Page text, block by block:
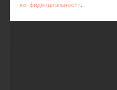
конфиденциальности.